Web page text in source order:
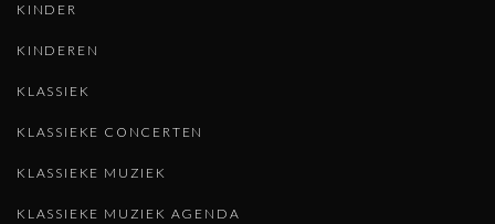
KINDER
KINDEREN
KLASSIEK
KLASSIEKE CONCERTEN
KLASSIEKE MUZIEK
KLASSIEKE MUZIEK AGENDA